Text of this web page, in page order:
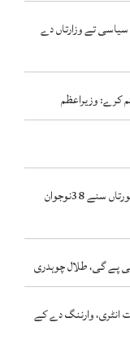
سیاسی تے وزارتاں دے
کرے: وزیراعظم
مقبوضہ کشمیر وچ بھارتی مظالم، 120دناں وچ 2عورتاں سنے 38نوجوان
پے گی، طلال چوہدری
انٹری، وارننگ دے کے